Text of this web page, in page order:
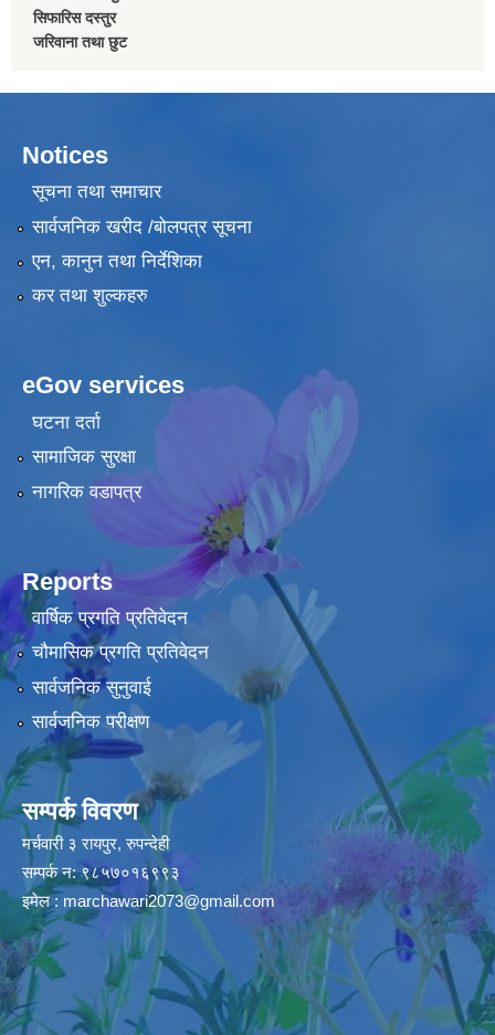
सिफारिस दस्तुर
जरिवाना तथा छुट
Notices
सूचना तथा समाचार
सार्वजनिक खरीद /बोलपत्र सूचना
एन, कानुन तथा निर्देशिका
कर तथा शुल्कहरु
eGov services
घटना दर्ता
सामाजिक सुरक्षा
नागरिक वडापत्र
Reports
वार्षिक प्रगति प्रतिवेदन
चौमासिक प्रगति प्रतिवेदन
सार्वजनिक सुनुवाई
सार्वजनिक परीक्षण
सम्पर्क विवरण
मर्चवारी ३ रायपुर, रुपन्देही
सम्पर्क न: ९८५७०१६९९३
इमेल : marchawari2073@gmail.com